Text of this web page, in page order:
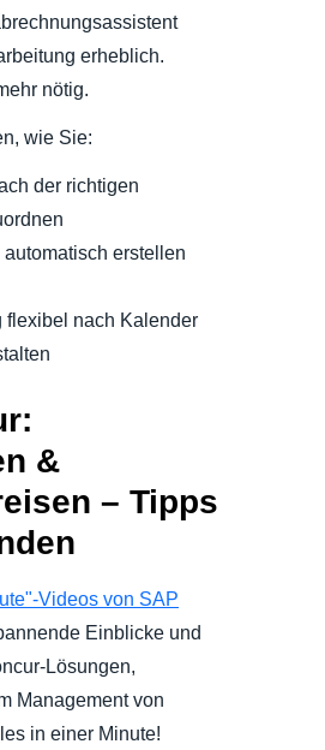
erheblich.
nötig.
wie Sie:
der richtigen
erstellen
flexibel nach Kalender
&
– Tipps
Videos von SAP
Einblicke und
Lösungen,
Management von
in einer Minute!